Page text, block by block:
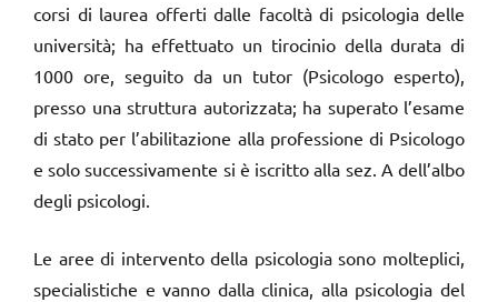
corsi di laurea offerti dalle facoltà di psicologia delle
università; ha effettuato un tirocinio della durata di
1000 ore, seguito da un tutor (Psicologo esperto),
presso una struttura autorizzata; ha superato l’esame
di stato per l’abilitazione alla professione di Psicologo
e solo successivamente si è iscritto alla sez. A dell’albo
degli psicologi.
Le aree di intervento della psicologia sono molteplici,
specialistiche e vanno dalla clinica, alla psicologia del